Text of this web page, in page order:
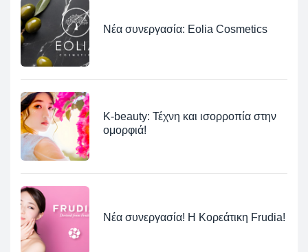
Νέα συνεργασία: Eolia Cosmetics
K-beauty: Τέχνη και ισορροπία στην
ομορφιά!
Νέα συνεργασία! Η Κορεάτικη Frudia!